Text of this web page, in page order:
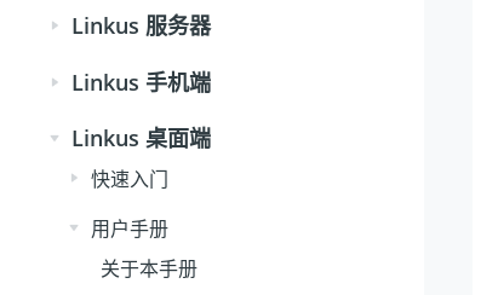
Linkus 服务器
Linkus 手机端
Linkus 桌面端
快速入门
用户手册
关于本手册